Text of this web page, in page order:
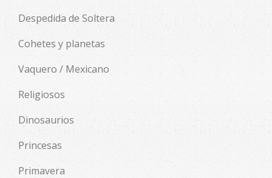
Despedida de Soltera
Cohetes y planetas
Vaquero / Mexicano
Religiosos
Dinosaurios
Princesas
Primavera